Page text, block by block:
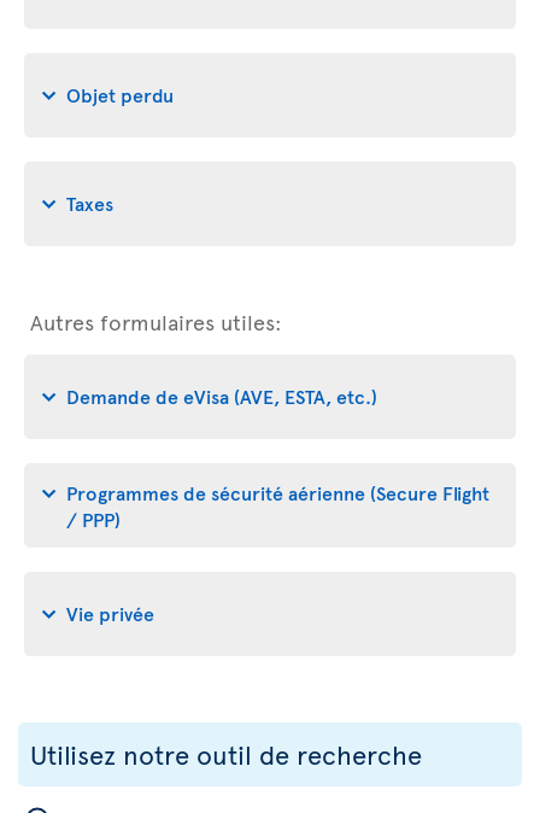
Objet perdu
Taxes
Autres formulaires utiles:
Demande de eVisa (AVE, ESTA, etc.)
Programmes de sécurité aérienne (Secure Flight
/ PPP)
Vie privée
Utilisez notre outil de recherche